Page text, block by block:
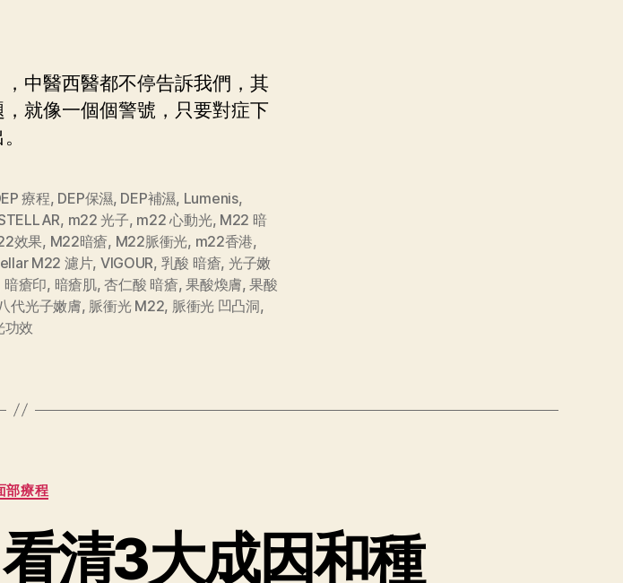
中醫西醫都不停告訴我們，其
就像一個個警號，只要對症下
療程, DEP保濕, DEP補濕, Lumenis,
, m22 光子, m22 心動光, M22 暗
效果, M22暗瘡, M22脈衝光, m22香港,
M22 濾片, VIGOUR, 乳酸 暗瘡, 光子嫩
暗瘡印, 暗瘡肌,杏仁酸 暗瘡,果酸煥膚,果酸
代光子嫩膚, 脈衝光 M22, 脈衝光 凹凸洞,
功效
部療程
看清3大成因和種